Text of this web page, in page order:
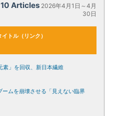
Articles 2026年4月1日～4月
30日
トル（リンク）
素」を回収、新日本繊維
ムを崩壊させる「見えない臨界